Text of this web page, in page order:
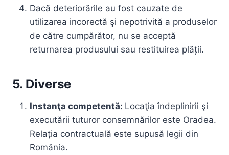
Dacă deteriorările au fost cauzate de
utilizarea incorectă şi nepotrivită a produselor
de către cumpărător, nu se acceptă
returnarea produsului sau restituirea plății.
5. Diverse
Instanţa competentă: Locaţia îndeplinirii şi
executării tuturor consemnărilor este Oradea.
Relația contractuală este supusă legii din
România.